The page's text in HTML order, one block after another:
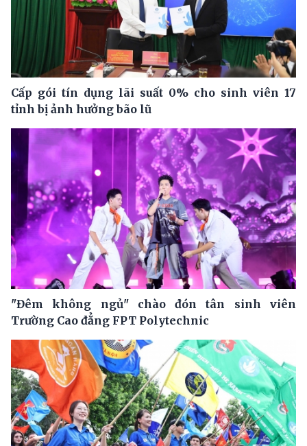
Cấp gói tín dụng lãi suất 0% cho sinh viên 17
tỉnh bị ảnh hưởng bão lũ
"Đêm không ngủ" chào đón tân sinh viên
Trường Cao đẳng FPT Polytechnic